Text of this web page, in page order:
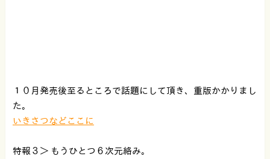
１０月発売後至るところで話題にして頂き、重版かかりまし
た。
いきさつなどここに
特報３＞ もうひとつ６次元絡み。